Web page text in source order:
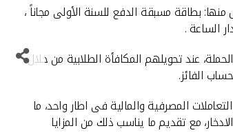
500 دينار، بالاضافة الى العديد من المزايا والعروض منها: بطاقة مسبقة الدفع للسنة الأولى مجاناً ،
عند تحويلهم المكافأة الطلابية من خلال
الفائز.
المصرفية والمالية فى اطار واحد، ما
مع تقديم ما يناسب ذلك من المزايا